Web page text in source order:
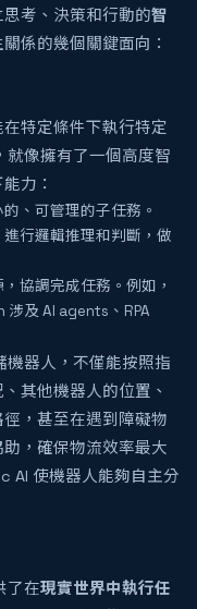
考、決策和行動的智
係的幾個關鍵面向：
特定條件下執行特定
像擁有了一個高度智
力：
、可管理的子任務。
行邏輯推理和判斷，做
協調完成任務。例如，
及 AI agents、RPA
器人，不僅能按照指
其他機器人的位置、
，甚至在遇到障礙物
，確保物流效率最大
AI 使機器人能夠自主分
了在現實世界中執行任